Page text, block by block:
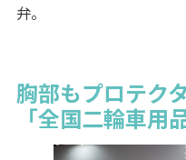
弁。
胸部もプロテク
「全国二輪車用